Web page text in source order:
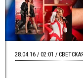
28.04.16 / 02:01 /